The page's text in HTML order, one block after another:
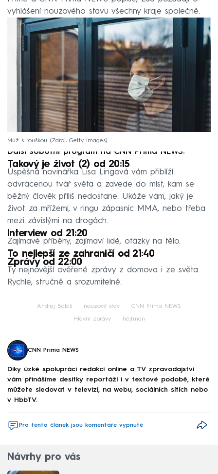
vyhlášení nouzového stavu všechny kraje společně.
Muž s rouškou Zdroj: Getty Images
Další sobotní program na CNN Prima NEWS:
Takový je život (2) od 20:15
Úspěšná novinářka Lisa Lingová vám přiblíží
odvrácenou tvář světa a zavede do míst, kam se
běžný člověk příliš nedostane. Ukáže vám, jaký je
život za mřížemi, v ringu zápasnic MMA, nebo třeba
mezi závislými na drogách.
Interview od 21:20
Zajímavé příběhy, zajímaví lidé, otázky na tělo.
To nejlepší ze zahraničí od 21:40
Zprávy od 22:00
Ty nejnovější ověřené zprávy z domova i ze světa.
Rychle, stručně a srozumitelně.
Andrej Babiš nouzový stav CNN Prima NEWS
Hlavní zprávy hejtman
CNN Prima NEWS
Díky úzké spolupráci redakcí online a TV zpravodajství
vám přinášíme desítky reportáží i v textové podobě, které
můžete sledovat v televizi, na webu, sociálních sítích nebo
v HbbTV.
Pro tento článek jsou komentáře vypnuté
Návrhy pro vás